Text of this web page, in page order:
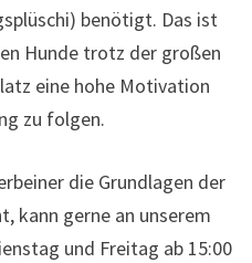
benötigt. Das ist
Hunde trotz der großen
eine hohe Motivation
zu folgen.
die Grundlagen der
kann gerne an unserem
und Freitag ab 15:00